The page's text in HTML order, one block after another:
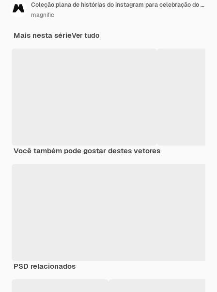
Coleção plana de histórias do instagram para celebração do dia mundial da criança com crianças brincando
magnific
Mais nesta sérieVer tudo
Você também pode gostar destes vetores
PSD relacionados